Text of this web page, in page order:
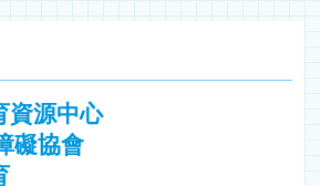
資源中心
礙協會